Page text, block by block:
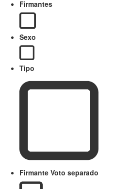
Firmantes
Sexo
Tipo
Firmante Voto separado